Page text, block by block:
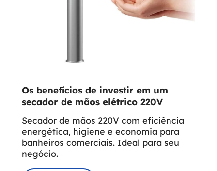
Os benefícios de investir em um
secador de mãos elétrico 220V
Secador de mãos 220V com eficiência
energética, higiene e economia para
banheiros comerciais. Ideal para seu
negócio.